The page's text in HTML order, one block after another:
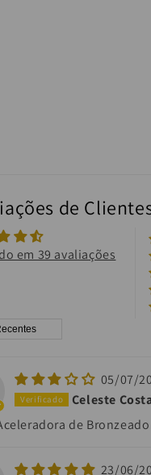
de
em 39 avaliações
05/07/
Celeste
de
23/06/